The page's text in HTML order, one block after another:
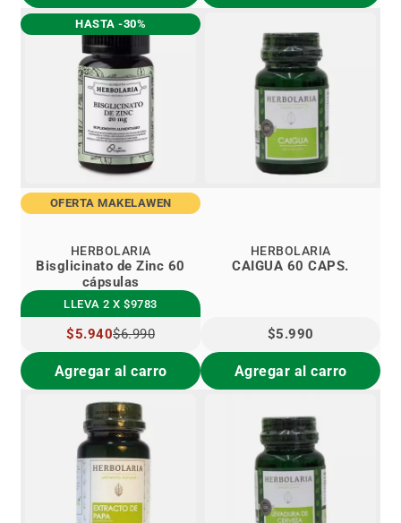
HASTA -30%
OFERTA MAKELAWEN
Bisglicinato de Zinc 60
cápsulas
HERBOLARIA
LLEVA 2 X $9783
PRECIO
ESPECIAL
$5.940$6.990
Agregar al carro
CAIGUA 60 CAPS.
HERBOLARIA
$5.990
Agregar al carro